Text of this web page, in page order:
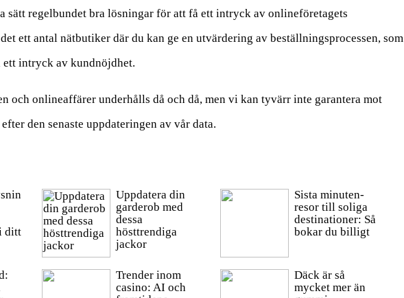
sätt regelbundet bra lösningar för att få ett intryck av onlineföretagets
ett antal nätbutiker där du kan ge en utvärdering av beställningsprocessen, som
ett intryck av kundnöjdhet.
och onlineaffärer underhålls då och då, men vi kan tyvärr inte garantera mot
den senaste uppdateringen av vår data.
ditt
Uppdatera din
garderob med
dessa
hösttrendiga
jackor
Trender inom
casino: AI och
Sista minuten-
resor till soliga
destinationer: Så
bokar du billigt
Däck är så
mycket mer än